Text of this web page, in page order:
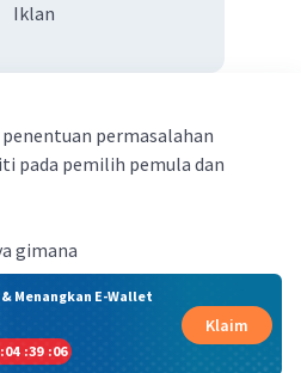
Iklan
permasalahan
pada pemilih pemula dan
gimana
Menangkan E-Wallet
:04 :39 :06
Klaim